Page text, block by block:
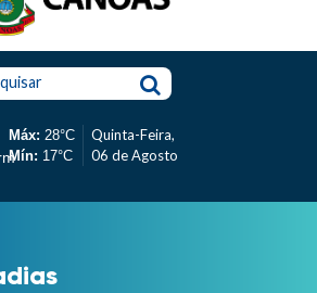
Máx: 28°C
Mín: 17°C
Quinta-Feira,
06 de Agosto